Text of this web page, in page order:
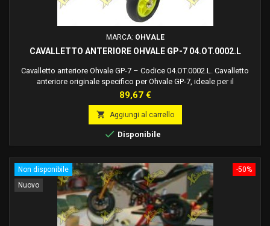
MARCA: OHVALE
CAVALLETTO ANTERIORE OHVALE GP-7 04.OT.0002.L
Cavalletto anteriore Ohvale GP-7 – Codice 04.OT.0002.L. Cavalletto
anteriore originale specifico per Ohvale GP-7, ideale per il
sollevamento e la manutenzione della parte anteriore della moto.
Prezzo
89,67 €
 Aggiungi al carrello
 Disponibile
-50%
Non disponibile
Nuovo